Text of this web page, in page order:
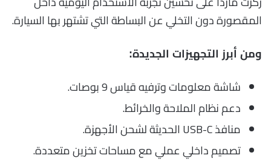
المقصورة دون التخلي عن البساطة التي تشتهر بها السيارة.
ومن أبرز التجهيزات الجديدة:
شاشة معلومات وترفيه قياس 9 بوصات.
دعم نظام الملاحة والخرائط.
منافذ USB-C الحديثة لشحن الأجهزة.
تصميم داخلي عملي مع مساحات تخزين متعددة.